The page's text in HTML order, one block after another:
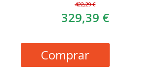
422,29 €
329,39 €
Comprar